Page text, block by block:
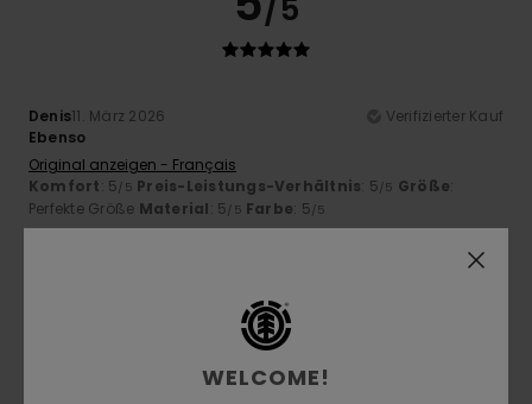
/5
Denis11. März 2026
Verifizierter Kauf
Ebenso
Original anzeigen - Français
Komfort: 5 /5 Preis-Leistungs-Verhältnis: 5 /5 Größe:
Perfekte Größe Material: 5 /5 Farbe: 5 /5
5
WELCOME!